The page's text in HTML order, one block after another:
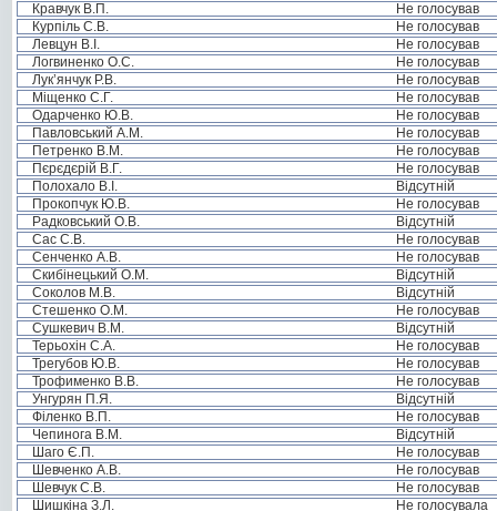
Кравчук В.П.
Не голосував
Курпіль С.В.
Не голосував
Левцун В.І.
Не голосував
Логвиненко О.С.
Не голосував
Лук’янчук Р.В.
Не голосував
Міщенко С.Г.
Не голосував
Одарченко Ю.В.
Не голосував
Павловський А.М.
Не голосував
Петренко В.М.
Не голосував
Пєрєдєрій В.Г.
Не голосував
Полохало В.І.
Відсутній
Прокопчук Ю.В.
Не голосував
Радковський О.В.
Відсутній
Сас С.В.
Не голосував
Сенченко А.В.
Не голосував
Скибінецький О.М.
Відсутній
Соколов М.В.
Відсутній
Стешенко О.М.
Не голосував
Сушкевич В.М.
Відсутній
Терьохін С.А.
Не голосував
Трегубов Ю.В.
Не голосував
Трофименко В.В.
Не голосував
Унгурян П.Я.
Відсутній
Філенко В.П.
Не голосував
Чепинога В.М.
Відсутній
Шаго Є.П.
Не голосував
Шевченко А.В.
Не голосував
Шевчук С.В.
Не голосував
Шишкіна З.Л.
Не голосувала